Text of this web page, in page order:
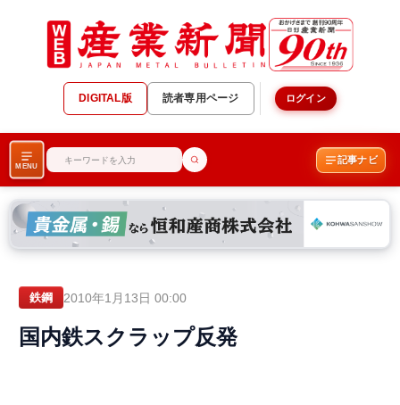
DIGITAL版 読者専用ページ ログイン
MENU
記事ナビ
鉄鋼 2010年1月13日 00:00
国内鉄スクラップ反発